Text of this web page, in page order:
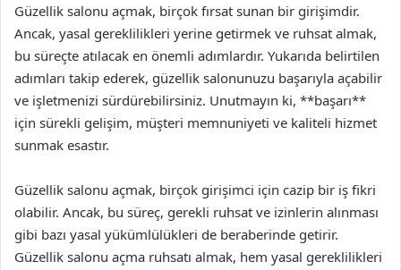
Güzellik salonu açmak, birçok fırsat sunan bir girişimdir.
Ancak, yasal gereklilikleri yerine getirmek ve ruhsat almak,
bu süreçte atılacak en önemli adımlardır. Yukarıda belirtilen
adımları takip ederek, güzellik salonunuzu başarıyla açabilir
ve işletmenizi sürdürebilirsiniz. Unutmayın ki, **başarı**
için sürekli gelişim, müşteri memnuniyeti ve kaliteli hizmet
sunmak esastır.
Güzellik salonu açmak, birçok girişimci için cazip bir iş fikri
olabilir. Ancak, bu süreç, gerekli ruhsat ve izinlerin alınması
gibi bazı yasal yükümlülükleri de beraberinde getirir.
Güzellik salonu açma ruhsatı almak, hem yasal gereklilikleri